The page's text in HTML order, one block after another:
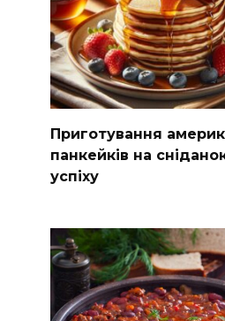
Приготування
панкейків на
успіху